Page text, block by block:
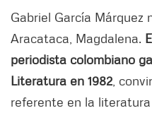
Gabriel García Márquez
Aracataca, Magdalena.
periodista colombiano
Literatura en 1982 ,
referente en la